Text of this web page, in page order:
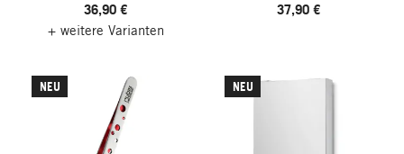
36,90 €
+ weitere Varianten
37,90 €
NEU NEU